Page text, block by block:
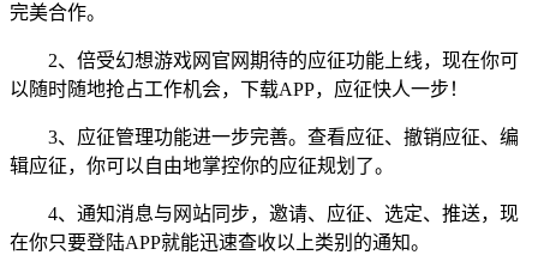
完美合作。
2、倍受幻想游戏网官网期待的应征功能上线，现在你可
以随时随地抢占工作机会，下载APP，应征快人一步！
3、应征管理功能进一步完善。查看应征、撤销应征、编
辑应征，你可以自由地掌控你的应征规划了。
4、通知消息与网站同步，邀请、应征、选定、推送，现
在你只要登陆APP就能迅速查收以上类别的通知。